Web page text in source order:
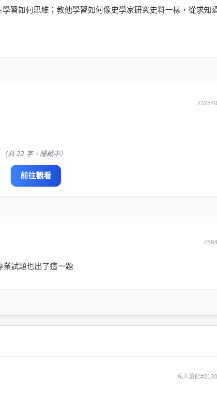
習如何思維；教他學習如何像史學家研究史料一樣，從求知
(共 22 字，隱藏中）
前往觀看
業試題也出了這一題
私人筆記